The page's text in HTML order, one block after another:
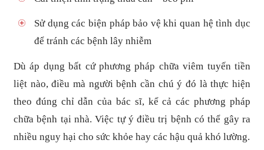
Sử dụng các biện pháp bảo vệ khi quan hệ tình dục
để tránh các bệnh lây nhiễm
Dù áp dụng bất cứ phương pháp chữa viêm tuyến tiền
liệt nào, điều mà người bệnh cần chú ý đó là thực hiện
theo đúng chỉ dẫn của bác sĩ, kể cả các phương pháp
chữa bệnh tại nhà. Việc tự ý điều trị bệnh có thể gây ra
nhiều nguy hại cho sức khỏe hay các hậu quả khó lường.